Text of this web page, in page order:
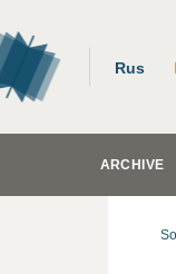
Rus
ARCHIVE